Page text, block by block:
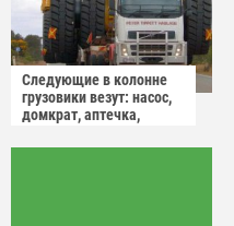
Следующие в колонне
грузовики везут: насос,
домкрат, аптечка,